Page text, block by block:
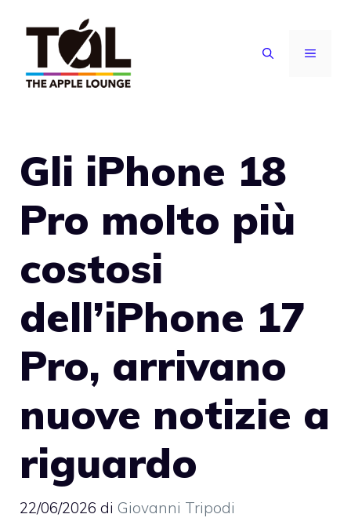
contenuto
MENU
Gli iPhone 18
Pro molto più
costosi
dell’iPhone 17
Pro, arrivano
nuove notizie a
riguardo
22/06/2026 di Giovanni Tripodi